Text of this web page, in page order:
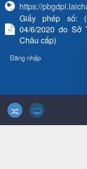
https://
Giấy phép số:
04/6/2020 do Sở
Châu cấp)
Đăng nhập